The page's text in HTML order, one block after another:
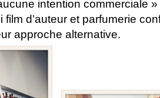
intention commerciale
film d’auteur et parfumerie
approche alternative.